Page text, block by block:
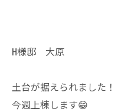
H様邸 大原
土台が据えられました！
今週上棟します😁